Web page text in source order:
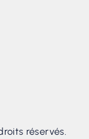
réservés.